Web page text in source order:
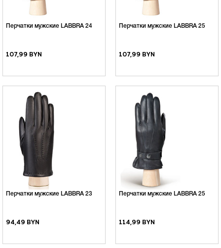
Перчатки мужские LABBRA 24
107,99 BYN
Перчатки мужские LABBRA 25
107,99 BYN
Перчатки мужские LABBRA 23
94,49 BYN
Перчатки мужские LABBRA 25
114,99 BYN